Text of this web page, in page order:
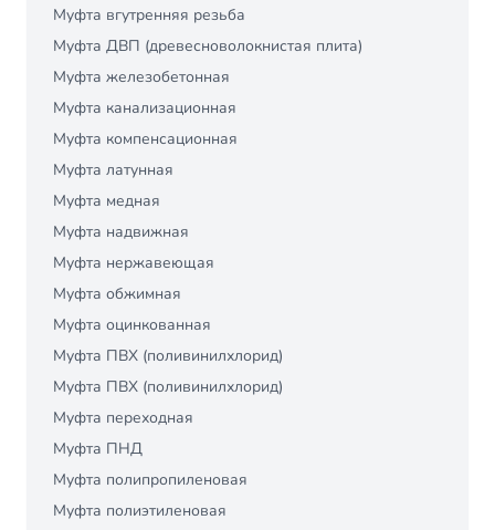
Муфта вгутренняя резьба
Муфта ДВП (древесноволокнистая плита)
Муфта железобетонная
Муфта канализационная
Муфта компенсационная
Муфта латунная
Муфта медная
Муфта надвижная
Муфта нержавеющая
Муфта обжимная
Муфта оцинкованная
Муфта ПВХ (поливинилхлорид)
Муфта ПВХ (поливинилхлорид)
Муфта переходная
Муфта ПНД
Муфта полипропиленовая
Муфта полиэтиленовая